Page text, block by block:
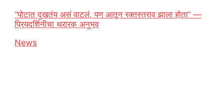
“पोटात दुखतंय असं वाटलं, पण आतून रक्तस्त्राव झाला होता” —
प्रियदर्शिनीचा थरारक अनुभव
In relation to
News